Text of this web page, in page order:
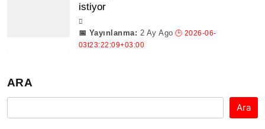
istiyor
2 Ay Ago
ARA
Ara